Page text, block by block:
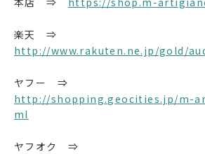
楽天 ⇒
http://www.rakuten.ne.jp/gold/
ヤフー ⇒
http://shopping.geocities.jp/m-
ml
ヤフオク ⇒